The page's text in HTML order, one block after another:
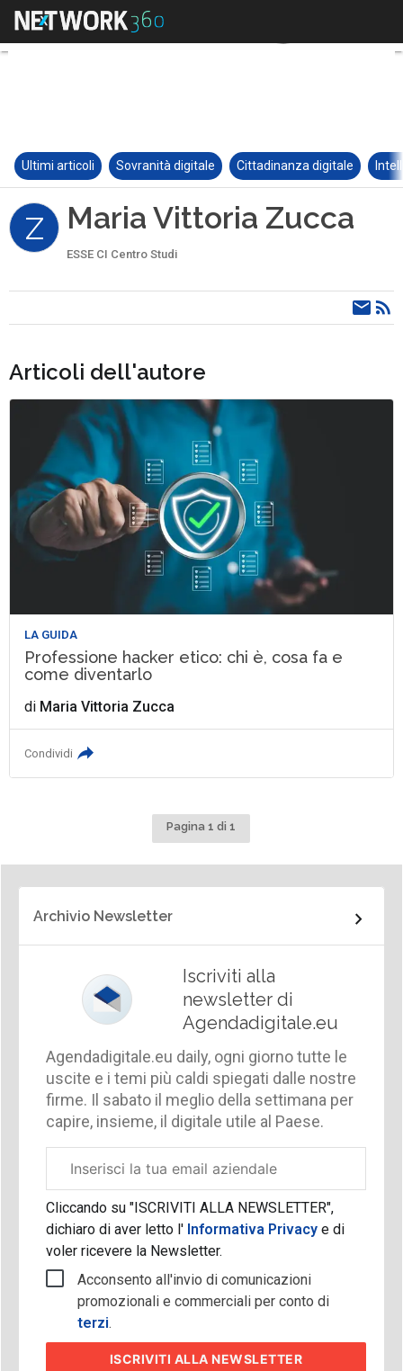
Ultimi articoli Sovranità digitale Cittadinanza digitale
Z Maria Vittoria Zucca
ESSE CI Centro Studi
Articoli dell'autore
LA GUIDA
Professione hacker etico: chi è, cosa fa e
come diventarlo
di Maria Vittoria Zucca
Condividi
Pagina 1 di 1
Archivio Newsletter
Iscriviti alla
newsletter di
Agendadigitale.eu
Agendadigitale.eu daily, ogni giorno tutte le
uscite e i temi più caldi spiegati dalle nostre
firme. Il sabato il meglio della settimana per
capire, insieme, il digitale utile al Paese.
aziendale
Cliccando su "ISCRIVITI ALLA NEWSLETTER",
dichiaro di aver letto l'Informativa Privacy e di
voler ricevere la Newsletter.
Acconsento all'invio di comunicazioni
promozionali e commerciali per conto di
terzi.
ISCRIVITI ALLA NEWSLETTER